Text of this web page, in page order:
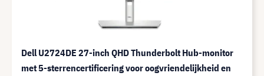
Dell U2724DE 27-inch QHD Thunderbolt Hub-monitor
met 5-sterrencertificering voor oogvriendelijkheid en